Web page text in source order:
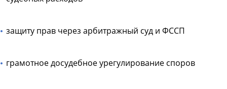
защиту прав через арбитражный суд и ФССП
грамотное досудебное урегулирование споров